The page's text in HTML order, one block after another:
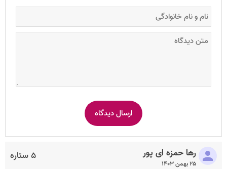
۵ ستاره رها حمزه ای پور
۲۵ بهمن ۱۴۰۳